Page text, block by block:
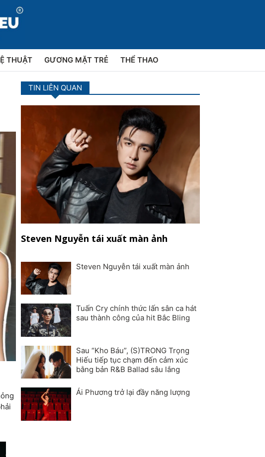
THUẬT GƯƠNG MẶT TRẺ THỂ THAO
TIN LIÊN QUAN
Steven Nguyễn tái xuất màn ảnh
Steven Nguyễn tái xuất màn ảnh
Tuấn Cry chính thức lấn sân ca hát
sau thành công của hit Bắc Bling
Sau “Kho Báu”, (S)TRONG Trọng
Hiếu tiếp tục chạm đến cảm xúc
bằng bản R&B Ballad sâu lắng
Ái Phương trở lại đầy năng lượng